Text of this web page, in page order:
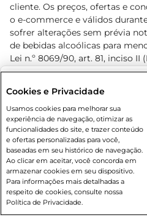
Rio de Janeiro (RJ) Goiás
Ou
Caso queira comprar online,
suas compras:
Entrega em casa
cliente. Os preços, ofertas e
o e-commerce e válidos
sofrer alterações sem prévia
de bebidas alcoólicas para
Lei n.º 8069/90, art. 81, inciso
Adolescente). Preços e
prévio. O valor mínimo para as
80,00.
© 2026 Copyright.
reservados
Cookies e Privacidade
Usamos cookies para melhorar sua
experiência de navegação, otimizar as
funcionalidades do site, e trazer conteúdo
e ofertas personalizadas para você,
baseadas em seu histórico de navegação.
Ao clicar em aceitar, você concorda em
armazenar cookies em seu dispositivo.
Para informações mais detalhadas a
respeito de cookies, consulte nossa
Política de Privacidade.